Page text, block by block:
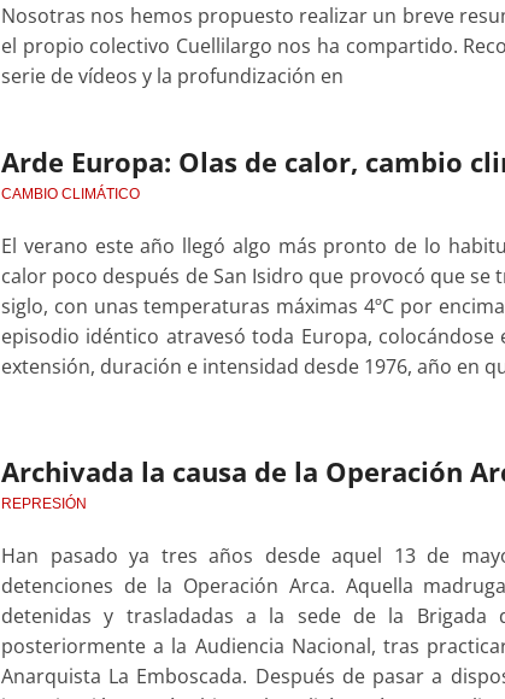
Nosotras nos hemos propuesto realizar un breve
el propio colectivo Cuellilargo nos ha compartido.
serie de vídeos y la profundización en
Arde Europa: Olas de calor, cambio
CAMBIO CLIMÁTICO
El verano este año llegó algo más pronto de lo
calor poco después de San Isidro que provocó que
siglo, con unas temperaturas máximas 4ºC por
episodio idéntico atravesó toda Europa,
extensión, duración e intensidad desde 1976, año en
Archivada la causa de la Operación
REPRESIÓN
Han pasado ya tres años desde aquel 13 de
detenciones de la Operación Arca. Aquella
detenidas y trasladadas a la sede de la Brigada
posteriormente a la Audiencia Nacional, tras
Anarquista La Emboscada. Después de pasar a